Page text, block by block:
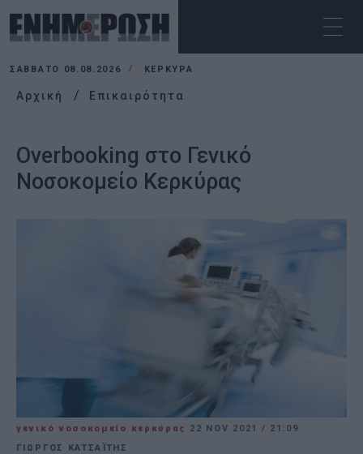
ΣΆΒΒΑΤΟ 08.08.2026 ΚΕΡΚΥΡΑ
Αρχική Επικαιρότητα
Overbooking στο Γενικό
Νοσοκομείο Κερκύρας
γενικό νοσοκομείο κερκύρας 22 NOV 2021 / 21:09
ΓΙΩΡΓΟΣ ΚΑΤΣΑΪΤΗΣ